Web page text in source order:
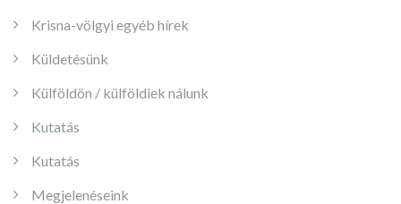
Krisna-völgyi egyéb hírek
Küldetésünk
Külföldön / külföldiek nálunk
Kutatás
Kutatás
Megjelenéseink